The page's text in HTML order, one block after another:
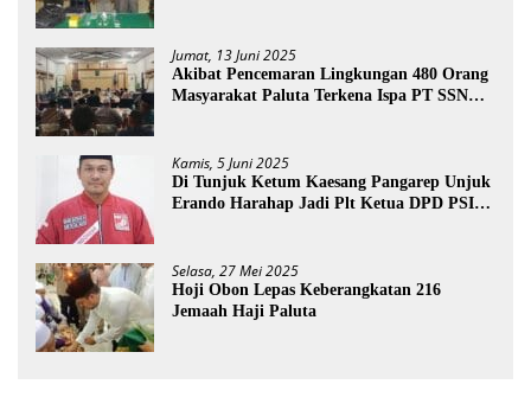
Jumat, 13 Juni 2025
Akibat Pencemaran Lingkungan 480 Orang
Masyarakat Paluta Terkena Ispa PT SSN
Kamis, 5 Juni 2025
Di Tunjuk Ketum Kaesang Pangarep Unjuk
Erando Harahap Jadi Plt Ketua DPD PSI
Selasa, 27 Mei 2025
Hoji Obon Lepas Keberangkatan 216
Jemaah Haji Paluta